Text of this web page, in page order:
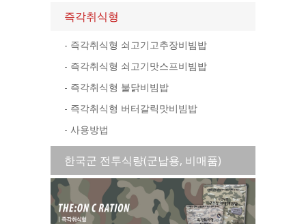
즉각취식형
- 즉각취식형 쇠고기고추장비빔밥
- 즉각취식형 쇠고기맛스프비빔밥
- 즉각취식형 불닭비빔밥
- 즉각취식형 버터갈릭맛비빔밥
- 사용방법
한국군 전투식량(군납용, 비매품)